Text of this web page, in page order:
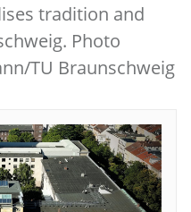
tradition and
Photo
TU Braunschweig